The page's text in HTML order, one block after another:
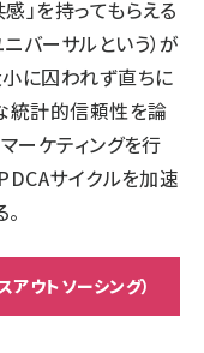
」を持ってもらえる
バーサルという）が
に囚われず直ちに
統計的信頼性を論
ーケティングを行
サイクルを加速
アウトソーシング）